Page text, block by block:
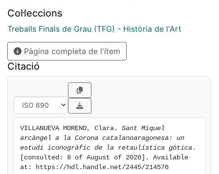
en la dimensió iconogràfica i les qüestions que se’n
deriven més directament.
Col·leccions
Treballs Finals de Grau (TFG) - Història de l'Art
Pàgina completa de l'ítem
Citació
VILLANUEVA MORENO, Clara. Sant Miquel
arcàngel a la Corona catalanoaragonesa: un
estudi iconogràfic de la retaulística gòtica.
[consulted: 8 of August of 2026]. Available
at: https://hdl.handle.net/2445/214576